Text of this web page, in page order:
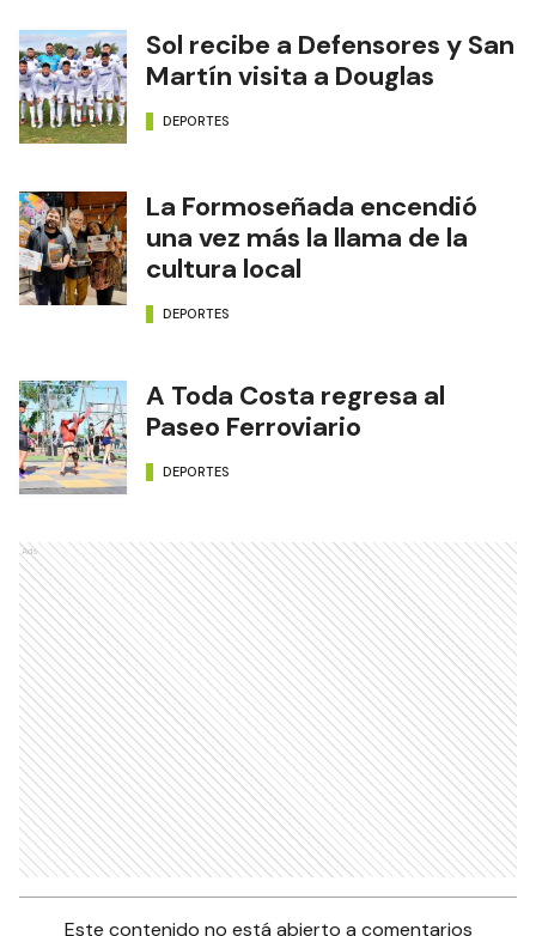
Sol recibe a Defensores y San
Martín visita a Douglas
DEPORTES
La Formoseñada encendió
una vez más la llama de la
cultura local
DEPORTES
A Toda Costa regresa al
Paseo Ferroviario
DEPORTES
Ads
Este contenido no está abierto a comentarios